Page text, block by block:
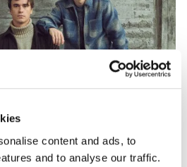
content and ads, to
and to analyse our traffic.